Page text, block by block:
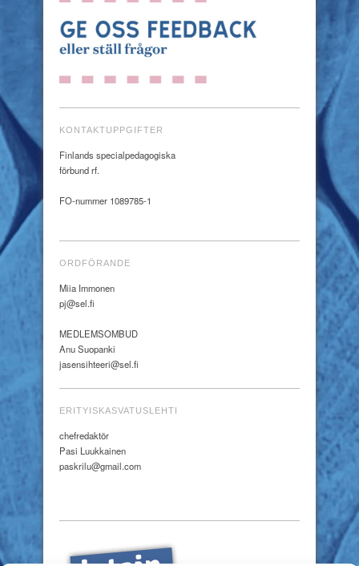
KONTAKTUPPGIFTER
Finlands specialpedagogiska
förbund rf.
FO-nummer 1089785-1
ORDFÖRANDE
Miia Immonen
pj@sel.fi
MEDLEMSOMBUD
Anu Suopanki
jasensihteeri@sel.fi
ERITYISKASVATUSLEHTI
chefredaktör
Pasi Luukkainen
paskrilu@gmail.com